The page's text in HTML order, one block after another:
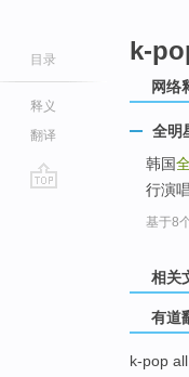
目录
释义
翻译
k-
网络
全明
韩国
行演
基于8
相关
有道
k-pop